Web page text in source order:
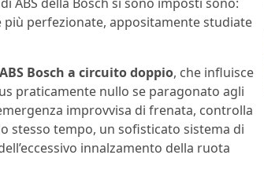
perfezionate, appositamente studiate
Bosch a circuito doppio, che influisce
praticamente nullo se paragonato agli
improvvisa di frenata, controlla
stesso tempo, un sofisticato sistema di
innalzamento della ruota